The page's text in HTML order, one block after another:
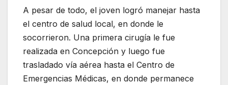
A pesar de todo, el joven logró manejar hasta
el centro de salud local, en donde le
socorrieron. Una primera cirugía le fue
realizada en Concepción y luego fue
trasladado vía aérea hasta el Centro de
Emergencias Médicas, en donde permanece